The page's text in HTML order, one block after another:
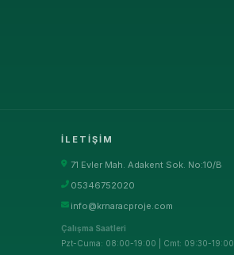
İLETIŞIM
71 Evler Mah. Adakent Sok. No:10/B
05346752020
info@krnaracproje.com
Çalışma Saatleri
Pzt-Cuma: 08:00-19:00 | Cmt: 09:30-19:00